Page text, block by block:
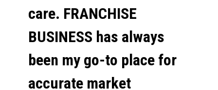
care. FRANCHISE
BUSINESS has always
been my go-to place for
accurate market